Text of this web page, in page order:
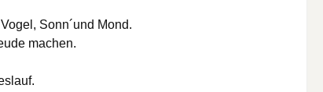
Sonn´und Mond.
machen.